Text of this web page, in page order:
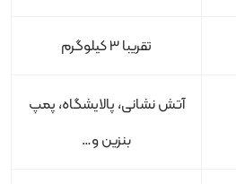
تقریبا 3 کیلوگرم
آتش نشانی، پالایشگاه، پمپ
بنزین و…